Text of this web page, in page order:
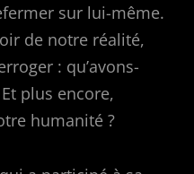
sur lui-même.
de notre réalité,
: qu’avons-
plus encore,
humanité ?